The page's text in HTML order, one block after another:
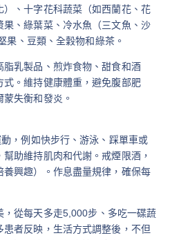
、十字花科蔬菜（如西蘭花、花
、綠葉菜、冷水魚（三文魚、沙
果、豆類、全穀物和綠茶。
乳製品、煎炸食物、甜食和酒
。維持健康體重，避免腹部肥
失衡和發炎。
，例如快步行、游泳、踩單車或
助維持肌肉和代謝。戒煙限酒，
興趣）。作息盡量規律，確保每
從每天多走5,000步、多吃一碟蔬
者反映，生活方式調整後，不但